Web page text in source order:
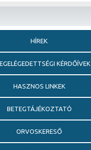
HÍREK
KÉRDŐÍVEK
HASZNOS LINKEK
BETEGTÁJÉKOZTATÓ
ORVOSKERESŐ